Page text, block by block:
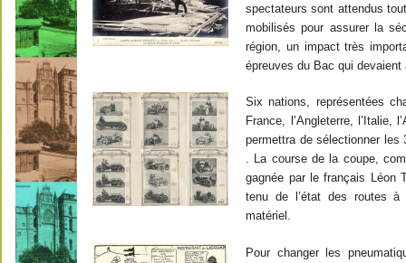
spectateurs sont attendus
mobilisés pour assurer la
région, un impact très
épreuves du Bac qui
Six nations, représentées
France, l’Angleterre, l’Italie,
permettra de sélectionner
. La course de la coupe,
gagnée par le français Léon
tenu de l’état des routes à
matériel.
Pour changer les